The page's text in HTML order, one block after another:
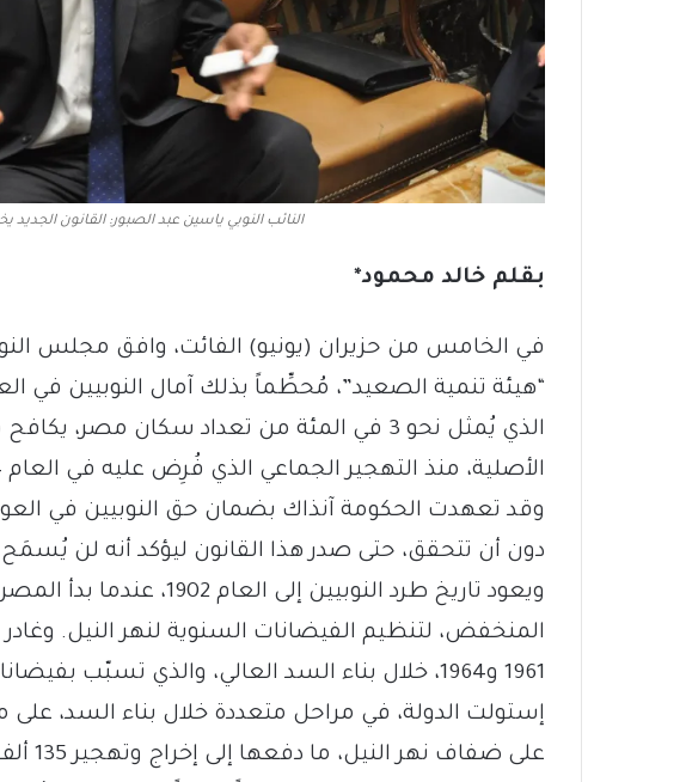
النائب النوبي ياسين عبد الصبور: القانون الجديد
بقلم خالد محمود*
في الخامس من حزيران (يونيو) الفائت، وافق مجلس
“هيئة تنمية الصعيد”، مُحطِّماً بذلك آمال النوبيين في
الذي يُمثل نحو 3 في المئة من تعداد سكان مصر،
وقد تعهدت الحكومة آنذاك بضمان حق النوبيين في
دون أن تتحقق، حتى صدر هذا القانون ليؤكد أنه لن يُسمَح
ويعود تاريخ طرد النوبيين إلى
المنخفض، لتنظيم الفيضانات السنوية لنهر النيل.
1961 و1964، خلال بناء السد العالي، والذي تسبّب
إستولت الدولة، في مراحل متعددة خلال بناء السد،